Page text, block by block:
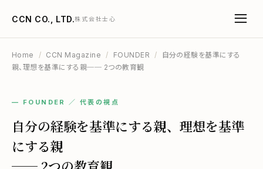
CCN CO., LTD.株式会社士心
Home / CCN Magazine / FOUNDER /
自分の経験を基準にする
親、理想を基準にする親── 2つの教育観
— FOUNDER ／ 代表の視点
自分の経験を基準にする親、理想を基準
にする親